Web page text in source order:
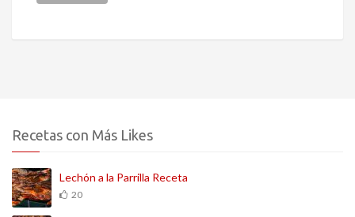
Recetas con Más Likes
Lechón a la Parrilla Receta
20